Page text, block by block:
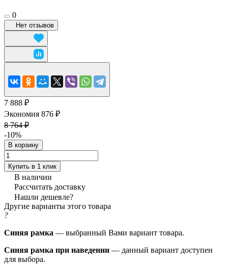
0
Нет отзывов
7 888 ₽
Экономия 876 ₽
8 764 ₽
-10%
В корзину
Купить в 1 клик
В наличии
Рассчитать доставку
Нашли дешевле?
Другие варианты этого товара
?
Синяя рамка — выбранный Вами вариант товара.
Синяя рамка при наведении — данный вариант доступен
для выбора.